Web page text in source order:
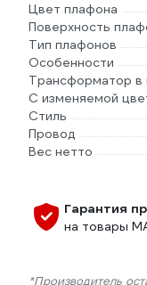
Цвет плафона
Поверхность
Тип плафонов
Особенности
Трансформатор в
С изменяемой
Стиль
Провод
Вес нетто
Гарантия
на товары
*Производитель